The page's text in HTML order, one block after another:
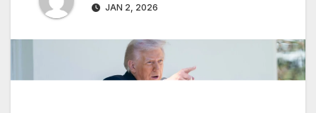
JAN 2, 2026